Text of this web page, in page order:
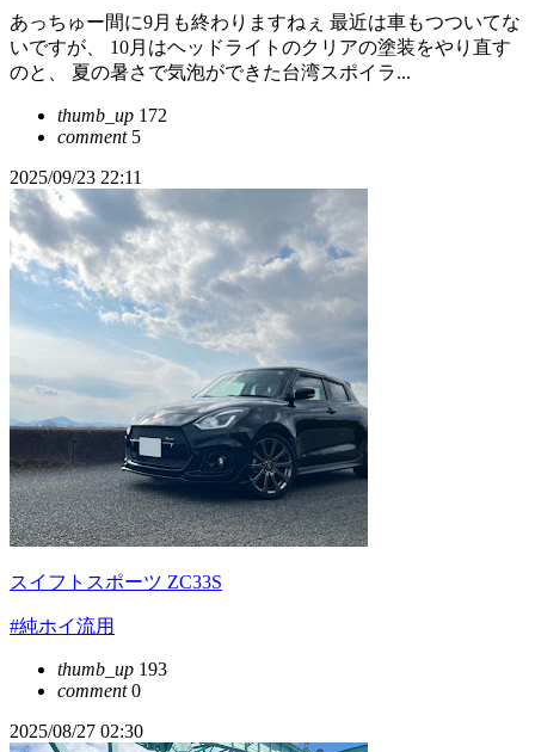
あっちゅー間に9月も終わりますねぇ 最近は車もつついてな
いですが、 10月はヘッドライトのクリアの塗装をやり直す
のと、 夏の暑さで気泡ができた台湾スポイラ...
thumb_up 172
comment5
2025/09/23 22:11
スイフトスポーツ ZC33S
#純ホイ流用
thumb_up 193
comment0
2025/08/27 02:30